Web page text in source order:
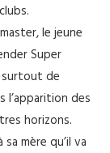
le jeune
Super
surtout de
l’apparition des
horizons.
mère qu’il va